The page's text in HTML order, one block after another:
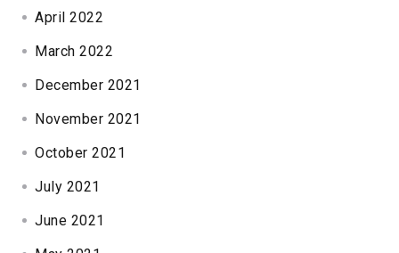
April 2022
March 2022
December 2021
November 2021
October 2021
July 2021
June 2021